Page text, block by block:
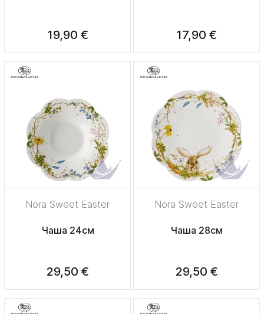
19,90 € 17,90 €
Nora Sweet Easter
Чаша 24см
29,50 €
Nora Sweet Easter
Чаша 28см
29,50 €